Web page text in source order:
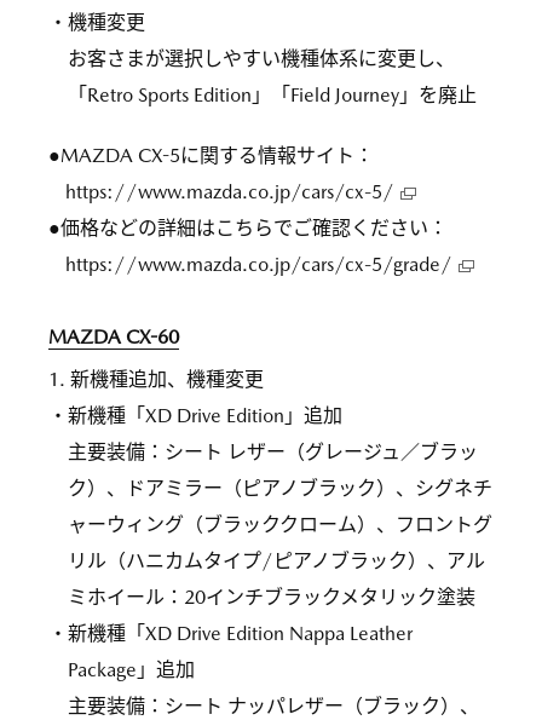
・機種変更
お客さまが選択しやすい機種体系に変更し、
「Retro Sports Edition」「Field Journey」を廃止
●MAZDA CX-5に関する情報サイト：
https://www.mazda.co.jp/cars/cx-5/
●価格などの詳細はこちらでご確認ください：
https://www.mazda.co.jp/cars/cx-5/grade/
MAZDA CX-60
1. 新機種追加、機種変更
・新機種「XD Drive Edition」追加
主要装備：シート レザー（グレージュ／ブラッ
ク）、ドアミラー（ピアノブラック）、シグネチ
ャーウィング（ブラッククローム）、フロントグ
リル（ハニカムタイプ/ピアノブラック）、アル
ミホイール：20インチブラックメタリック塗装
・新機種「XD Drive Edition Nappa Leather
Package」追加
主要装備：シート ナッパレザー（ブラック）、